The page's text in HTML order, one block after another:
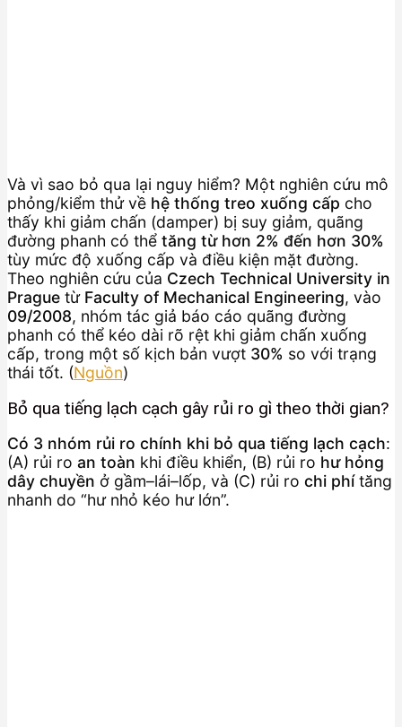
Và vì sao bỏ qua lại nguy hiểm? Một nghiên cứu mô
phỏng/kiểm thử về hệ thống treo xuống cấp cho
thấy khi giảm chấn (damper) bị suy giảm, quãng
đường phanh có thể tăng từ hơn 2% đến hơn 30%
tùy mức độ xuống cấp và điều kiện mặt đường.
Theo nghiên cứu của Czech Technical University in
Prague từ Faculty of Mechanical Engineering, vào
09/2008, nhóm tác giả báo cáo quãng đường
phanh có thể kéo dài rõ rệt khi giảm chấn xuống
cấp, trong một số kịch bản vượt 30% so với trạng
thái tốt. (Nguồn)
Bỏ qua tiếng lạch cạch gây rủi ro gì theo thời gian?
Có 3 nhóm rủi ro chính khi bỏ qua tiếng lạch cạch:
(A) rủi ro an toàn khi điều khiển, (B) rủi ro hư hỏng
dây chuyền ở gầm–lái–lốp, và (C) rủi ro chi phítăng
nhanh do “hư nhỏ kéo hư lớn”.